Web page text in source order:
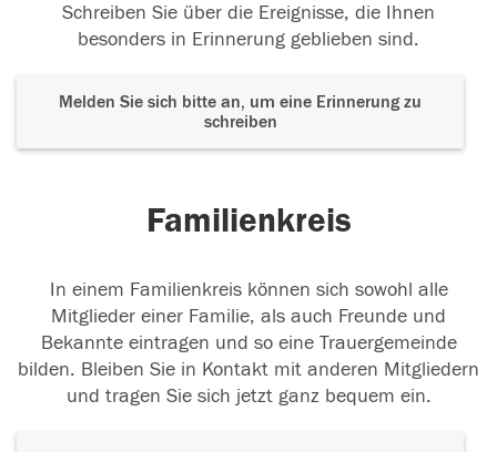
Schreiben Sie über die Ereignisse, die Ihnen
besonders in Erinnerung geblieben sind.
Melden Sie sich bitte an, um eine Erinnerung zu
schreiben
Familienkreis
In einem Familienkreis können sich sowohl alle
Mitglieder einer Familie, als auch Freunde und
Bekannte eintragen und so eine Trauergemeinde
bilden. Bleiben Sie in Kontakt mit anderen Mitgliedern
und tragen Sie sich jetzt ganz bequem ein.